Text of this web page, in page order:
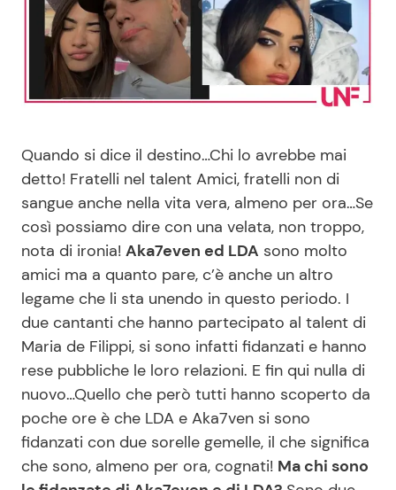
News Spettacolo
Benessere
Moda e Style
Mondo Mamma
News benessere
Salute
Viaggi e Turismo
Festività
Cucina e Ricette
Consigli di Cucina
Dolci
Le Ricette in TV
Primi Piatti
Ricette Facili e Veloci
Ricette Feste
Ricette per Bambini
Quando si dice il destino…Chi lo avrebbe mai
detto! Fratelli nel talent Amici, fratelli non di
sangue anche nella vita vera, almeno per ora…Se
così possiamo dire con una velata, non troppo,
nota di ironia! Aka7even ed LDA sono molto
amici ma a quanto pare, c’è anche un altro
legame che li sta unendo in questo periodo. I
due cantanti che hanno partecipato al talent di
Maria de Filippi, si sono infatti fidanzati e hanno
rese pubbliche le loro relazioni. E fin qui nulla di
nuovo…Quello che però tutti hanno scoperto da
poche ore è che LDA e Aka7ven si sono
fidanzati con due sorelle gemelle, il che significa
che sono, almeno per ora, cognati! Ma chi sono